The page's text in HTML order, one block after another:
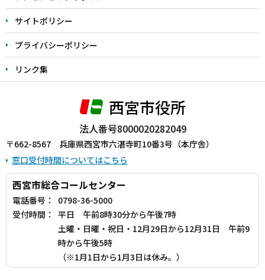
サイトポリシー
プライバシーポリシー
リンク集
西宮市役所
法人番号8000020282049
〒662-8567 兵庫県西宮市六湛寺町10番3号（本庁舎）
窓口受付時間についてはこちら
西宮市総合コールセンター
電話番号：
0798-36-5000
受付時間：
平日 午前8時30分から午後7時
土曜・日曜・祝日・12月29日から12月31日 午前9
時から午後5時
（※1月1日から1月3日は休み。）